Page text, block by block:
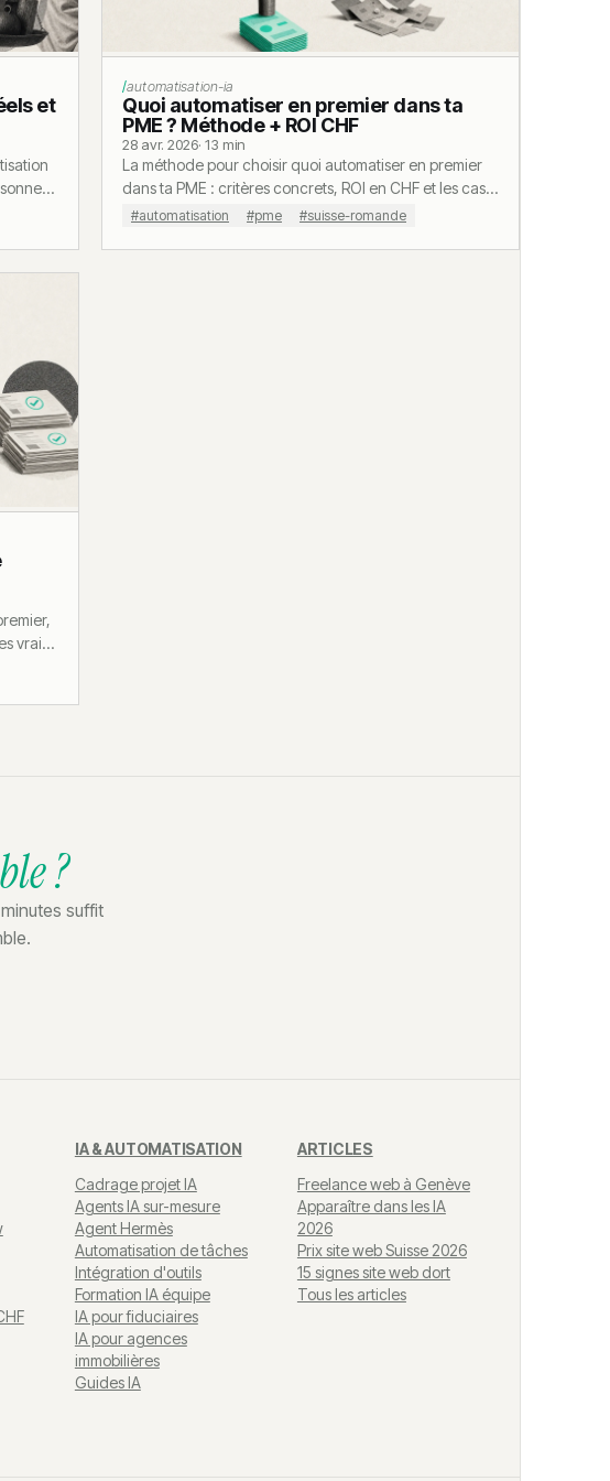
et
automatisation-ia
Quoi automatiser en premier dans ta
PME ? Méthode + ROI CHF
28 avr. 2026· 13 min
La méthode pour choisir quoi automatiser en premier
dans ta PME : critères concrets, ROI en CHF et les cas
où il ne faut surtout PAS automatiser.
#automatisation #pme #suisse-romande
vrais
?
suffit
IA & AUTOMATISATION
Cadrage projet IA
Agents IA sur-mesure
Agent Hermès
Automatisation de tâches
Intégration d'outils
Formation IA équipe
IA pour fiduciaires
IA pour agences
immobilières
Guides IA
ARTICLES
Freelance web à Genève
Apparaître dans les IA
2026
Prix site web Suisse 2026
15 signes site web dort
Tous les articles